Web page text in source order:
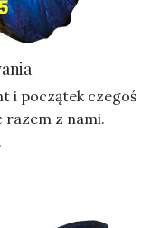
i początek czegoś
razem z nami.